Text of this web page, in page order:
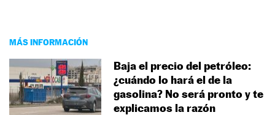
MÁS INFORMACIÓN
Baja el precio del petróleo:
¿cuándo lo hará el de la
gasolina? No será pronto y te
explicamos la razón